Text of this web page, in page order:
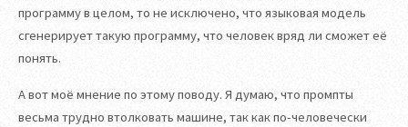
программу в целом, то не исключено, что языковая модель
сгенерирует такую программу, что человек вряд ли сможет её
понять.
А вот моё мнение по этому поводу. Я думаю, что промпты
весьма трудно втолковать машине, так как по-человечески